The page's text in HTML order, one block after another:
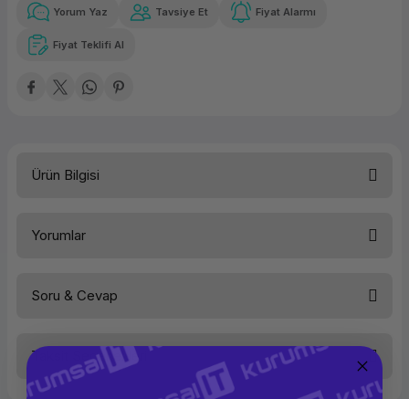
Yorum Yaz Tavsiye Et Fiyat Alarmı
Fiyat Teklifi Al
Ürün Bilgisi
Kağıt Türü
Gramajı
Yorumlar
Yorum Yaz
Soru & Cevap
Ürün hakkında henüz soru sorulmamış.
Taksit Seçenekleri